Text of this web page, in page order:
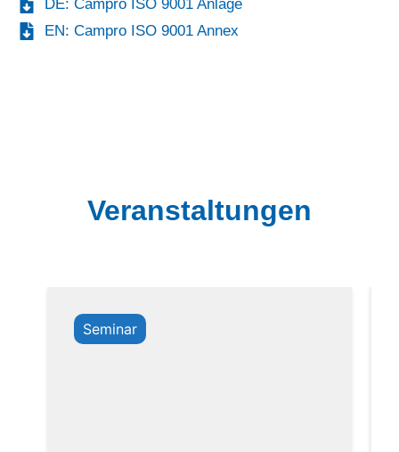
DE: Campro ISO 9001 Anlage
EN: Campro ISO 9001 Annex
Veranstaltungen
Seminar